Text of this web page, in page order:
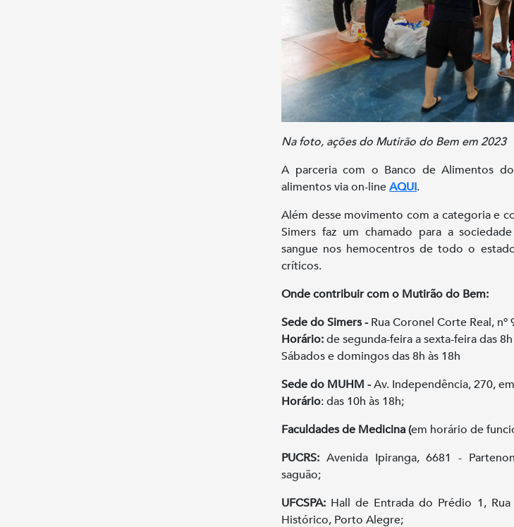
Na foto, ações do Mutirão do Bem em 2023
A parceria com o Banco de Alimentos
alimentos via on-lineAQUI.
Além desse movimento com a categoria e
Simers faz um chamado para a
sangue nos hemocentros de todo o
críticos.
Onde contribuir com o Mutirão do Bem:
Sede do Simers -Rua Coronel Corte Real,
Horário:de segunda-feira a sexta-feira das
Sábados e domingos das 8h às 18h
Sede do MUHM -Av. Independência, 270,
Horário: das 10h às 18h;
Faculdades de Medicina (em horário de
PUCRS: Avenida Ipiranga, 6681 -
saguão;
UFCSPA: Hall de Entrada do Prédio 1,
Histórico, Porto Alegre;